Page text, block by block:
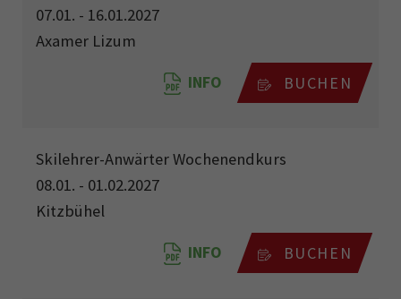
07.01. - 16.01.2027
Axamer Lizum
INFO BUCHEN
Skilehrer-Anwärter Wochenendkurs
08.01. - 01.02.2027
Kitzbühel
INFO BUCHEN